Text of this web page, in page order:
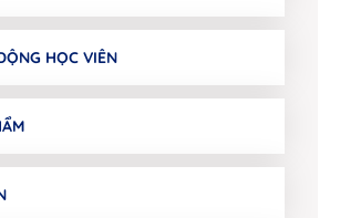
HỌC VIÊN